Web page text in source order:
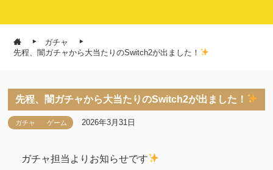
ガチャ
先程、闇ガチャから大当たりのSwitch2が出ました！
先程、闇ガチャから大当たりのSwitch2が出ました！
ガチャ ゲーム 2026年3月31日
ガチャ担当よりお知らせです